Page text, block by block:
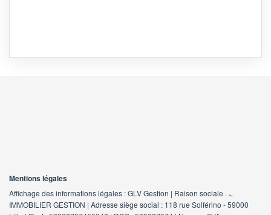
Mentions légales
Affichage des informations légales : GLV Gestion | Raison sociale : GLV
IMMOBILIER GESTION | Adresse siège social : 118 rue Solférino - 59000